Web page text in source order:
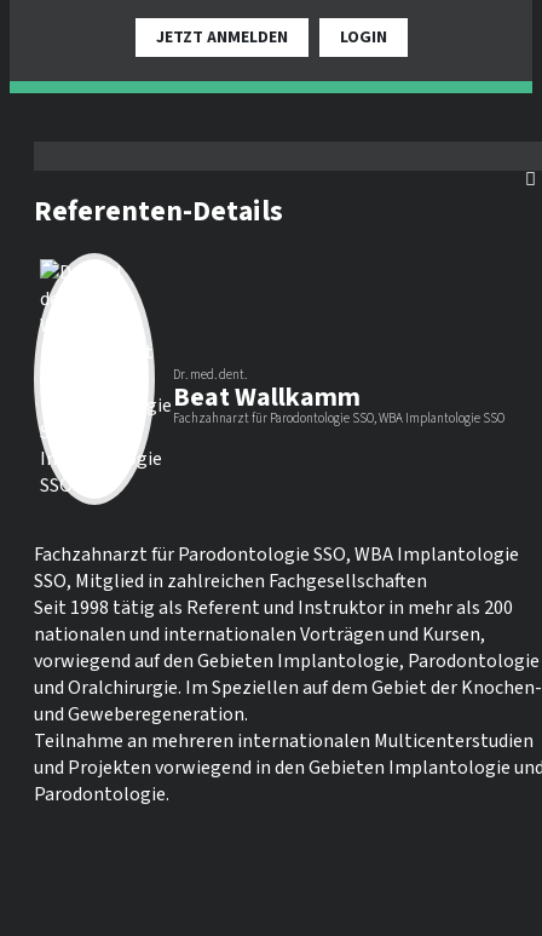
JETZT ANMELDEN LOGIN
Referenten-Details
Dr. med. dent.
Beat Wallkamm
Fachzahnarzt für Parodontologie SSO, WBA Implantologie SSO
Fachzahnarzt für Parodontologie SSO, WBA Implantologie
SSO, Mitglied in zahlreichen Fachgesellschaften
Seit 1998 tätig als Referent und Instruktor in mehr als 200
nationalen und internationalen Vorträgen und Kursen,
vorwiegend auf den Gebieten Implantologie, Parodontologie
und Oralchirurgie. Im Speziellen auf dem Gebiet der Knochen-
und Geweberegeneration.
Teilnahme an mehreren internationalen Multicenterstudien
und Projekten vorwiegend in den Gebieten Implantologie
Parodontologie.